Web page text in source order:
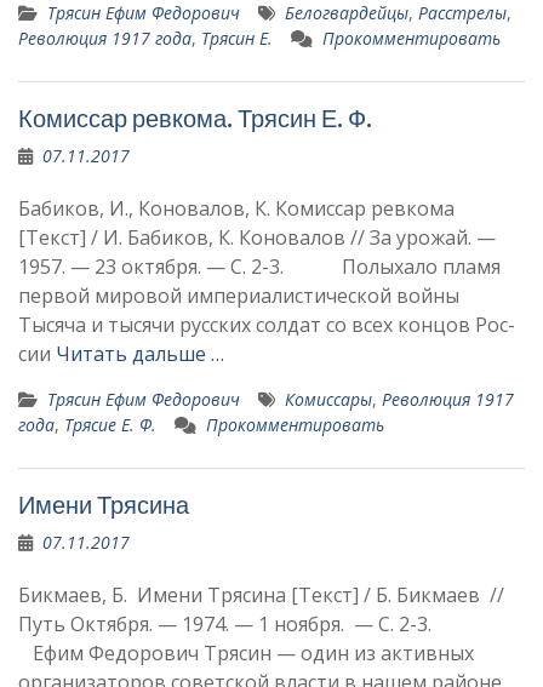
Трясин Ефим Федорович Белогвардейцы, Расстрелы,
Революция 1917 года, Трясин Е. Прокомментировать
Комиссар ревкома. Трясин Е. Ф.
07.11.2017
Бабиков, И., Коновалов, К. Комиссар ревкома
[Текст] / И. Бабиков, К. Коновалов // За урожай. —
1957. — 23 октября. — С. 2-3. Полыхало пламя
первой ми­ровой империалистической вой­ны
Тысяча и тысячи русских солдат со всех концов Рос­
сии Читать дальше …
Трясин Ефим Федорович Комиссары, Революция 1917
года, Трясие Е. Ф. Прокомментировать
Имени Трясина
07.11.2017
Бикмаев, Б. Имени Трясина [Текст] / Б. Бикмаев //
Путь Октября. — 1974. — 1 ноября. — С. 2-3.
Ефим Федорович Трясин — один из активных